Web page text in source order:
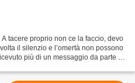
tacere proprio non ce la faccio, devo
il silenzio e l’omertà non possono
più di un messaggio da parte di